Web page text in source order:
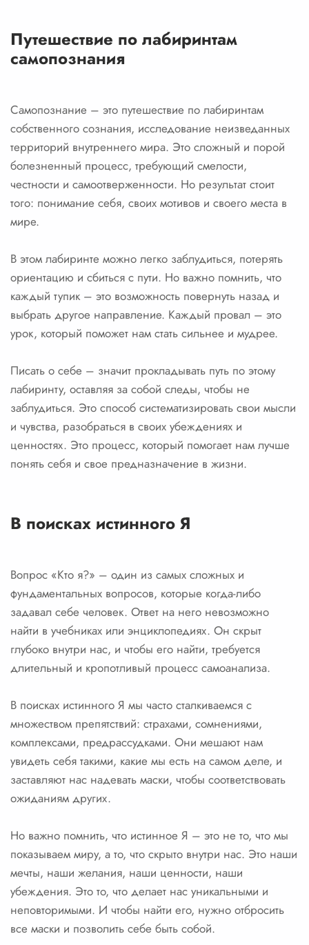
Путешествие по лабиринтам
самопознания
Самопознание – это путешествие по лабиринтам
собственного сознания, исследование неизведанных
территорий внутреннего мира. Это сложный и порой
болезненный процесс, требующий смелости,
честности и самоотверженности. Но результат стоит
того: понимание себя, своих мотивов и своего места в
мире.
В этом лабиринте можно легко заблудиться, потерять
ориентацию и сбиться с пути. Но важно помнить, что
каждый тупик – это возможность повернуть назад и
выбрать другое направление. Каждый провал – это
урок, который поможет нам стать сильнее и мудрее.
Писать о себе – значит прокладывать путь по этому
лабиринту, оставляя за собой следы, чтобы не
заблудиться. Это способ систематизировать свои мысли
и чувства, разобраться в своих убеждениях и
ценностях. Это процесс, который помогает нам лучше
понять себя и свое предназначение в жизни.
В поисках истинного Я
Вопрос «Кто я?» – один из самых сложных и
фундаментальных вопросов, которые когда-либо
задавал себе человек. Ответ на него невозможно
найти в учебниках или энциклопедиях. Он скрыт
глубоко внутри нас, и чтобы его найти, требуется
длительный и кропотливый процесс самоанализа.
В поисках истинного Я мы часто сталкиваемся с
множеством препятствий: страхами, сомнениями,
комплексами, предрассудками. Они мешают нам
увидеть себя такими, какие мы есть на самом деле, и
заставляют нас надевать маски, чтобы соответствовать
ожиданиям других.
Но важно помнить, что истинное Я – это не то, что мы
показываем миру, а то, что скрыто внутри нас. Это наши
мечты, наши желания, наши ценности, наши
убеждения. Это то, что делает нас уникальными и
неповторимыми. И чтобы найти его, нужно отбросить
все маски и позволить себе быть собой.